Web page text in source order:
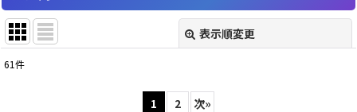
表示順変更
61件
1 2 次»